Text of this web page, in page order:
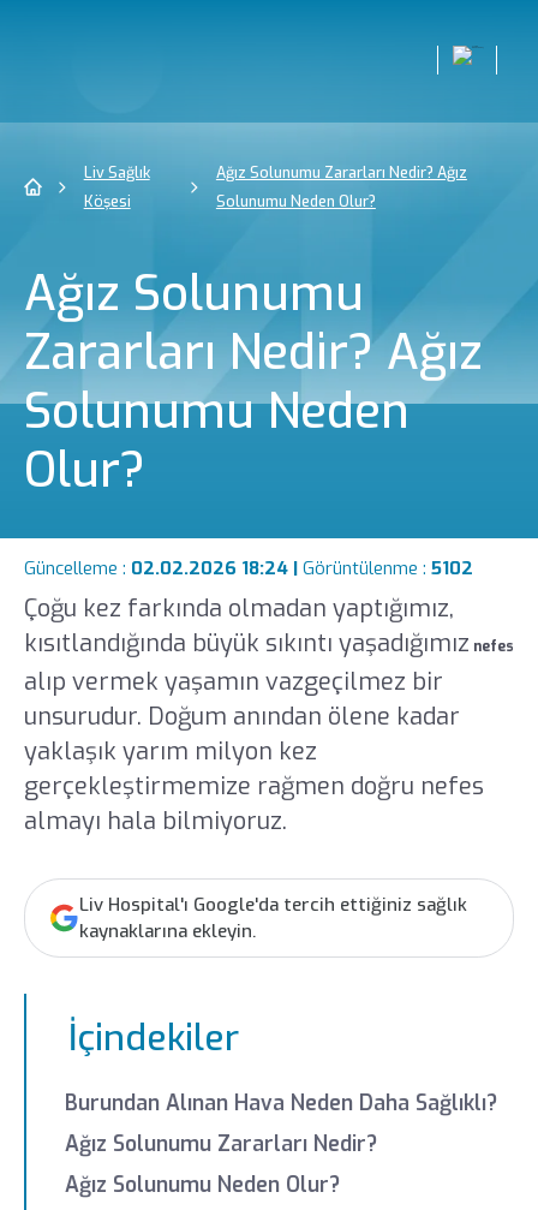
Liv Sağlık
Köşesi
Ağız Solunumu Zararları Nedir? Ağız
Solunumu Neden Olur?
Ağız Solunumu
Zararları Nedir? Ağız
Solunumu Neden
Olur?
Güncelleme : 02.02.2026 18:24 | Görüntülenme : 5102
Çoğu kez farkında olmadan yaptığımız,
kısıtlandığında büyük sıkıntı yaşadığımız nefes
alıp vermek yaşamın vazgeçilmez bir
unsurudur. Doğum anından ölene kadar
yaklaşık yarım milyon kez
gerçekleştirmemize rağmen doğru nefes
almayı hala bilmiyoruz.
Liv Hospital'ı Google'da tercih ettiğiniz sağlık
kaynaklarına ekleyin.
İçindekiler
Burundan Alınan Hava Neden Daha Sağlıklı?
Ağız Solunumu Zararları Nedir?
Ağız Solunumu Neden Olur?